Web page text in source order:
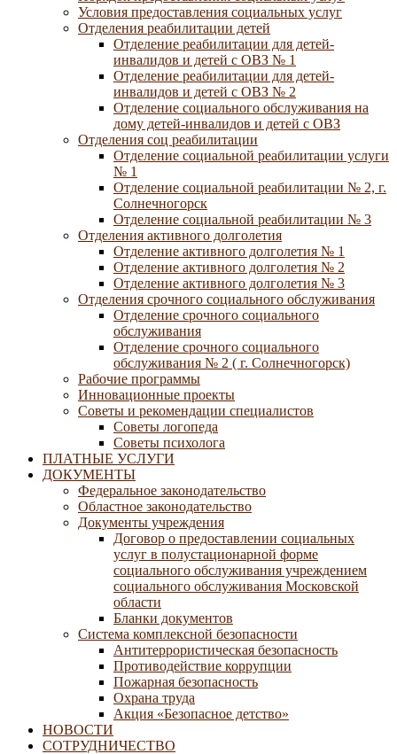
Условия предоставления социальных услуг
Отделения реабилитации детей
Отделение реабилитации для детей-
инвалидов и детей с ОВЗ № 1
Отделение реабилитации для детей-
инвалидов и детей с ОВЗ № 2
Отделение социального обслуживания на
дому детей-инвалидов и детей с ОВЗ
Отделения соц реабилитации
Отделение социальной реабилитации услуги
№ 1
Отделение социальной реабилитации № 2, г.
Солнечногорск
Отделение социальной реабилитации № 3
Отделения активного долголетия
Отделение активного долголетия № 1
Отделение активного долголетия № 2
Отделение активного долголетия № 3
Отделения срочного социального обслуживания
Отделение срочного социального
обслуживания
Отделение срочного социального
обслуживания № 2 ( г. Солнечногорск)
Рабочие программы
Инновационные проекты
Советы и рекомендации специалистов
Советы логопеда
Советы психолога
ПЛАТНЫЕ УСЛУГИ
ДОКУМЕНТЫ
Федеральное законодательство
Областное законодательство
Документы учреждения
Договор о предоставлении социальных
услуг в полустационарной форме
социального обслуживания учреждением
социального обслуживания Московской
области
Бланки документов
Система комплексной безопасности
Антитеррористическая безопасность
Противодействие коррупции
Пожарная безопасность
Охрана труда
Акция «Безопасное детство»
НОВОСТИ
СОТРУДНИЧЕСТВО